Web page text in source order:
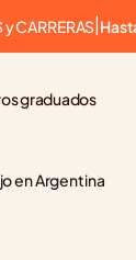
CARRERAS
graduados
en Argentina